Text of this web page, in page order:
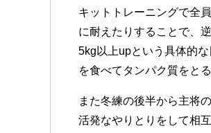
キットトレーニングで全
に耐えたりすることで、
5kg以上upという具体的
を食べてタンパク質をと
また冬練の後半から主将
活発なやりとりをして相